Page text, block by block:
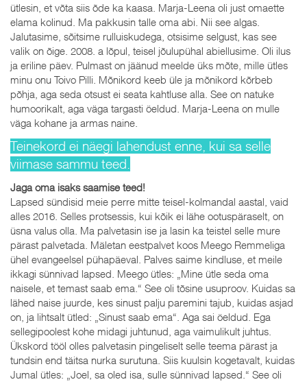
ütlesin, et võta siis õde ka kaasa. Marja-Leena oli just omaette
elama kolinud. Ma pakkusin talle oma abi. Nii see algas.
Jalutasime, sõitsime rulluiskudega, otsisime selgust, kas see
valik on õige. 2008. a lõpul, teisel jõulupühal abiellusime. Oli ilus
ja eriline päev. Pulmast on jäänud meelde üks mõte, mille ütles
minu onu Toivo Pilli. Mõnikord keeb üle ja mõnikord kõrbeb
põhja, aga seda otsust ei seata kahtluse alla. See on natuke
humoorikalt, aga väga targasti öeldud. Marja-Leena on mulle
väga kohane ja armas naine.
Teinekord ei näegi lahendust enne, kui sa selle
viimase sammu teed.
Jaga oma isaks saamise teed!
Lapsed sündisid meie perre mitte teisel-kolmandal aastal, vaid
alles 2016. Selles protsessis, kui kõik ei lähe ootuspäraselt, on
üsna valus olla. Ma palvetasin ise ja lasin ka teistel selle mure
pärast palvetada. Mäletan eestpalvet koos Meego Remmeliga
ühel evangeelsel pühapäeval. Palves saime kindluse, et meile
ikkagi sünnivad lapsed. Meego ütles: „Mine ütle seda oma
naisele, et temast saab ema.“ See oli tõsine usuproov. Kuidas sa
lähed naise juurde, kes sinust palju paremini tajub, kuidas asjad
on, ja lihtsalt ütled: „Sinust saab ema“. Aga sai öeldud. Ega
sellegipoolest kohe midagi juhtunud, aga vaimulikult juhtus.
Ükskord tööl olles palvetasin pingeliselt selle teema pärast ja
tundsin end täitsa nurka surutuna. Siis kuulsin kogetavalt, kuidas
Jumal ütles: „Joel, sa oled isa, sulle sünnivad lapsed.“ See oli